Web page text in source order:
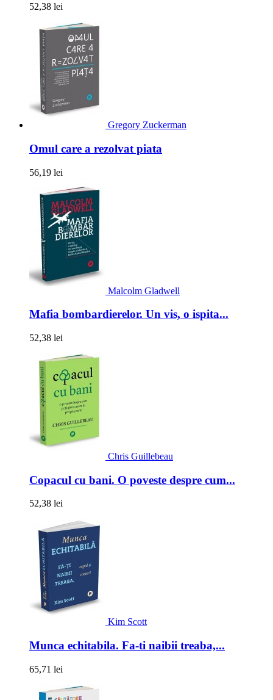
52,38 lei
Gregory Zuckerman
Omul care a rezolvat piata
56,19 lei
Malcolm Gladwell
Mafia bombardierelor. Un vis, o ispita...
52,38 lei
Chris Guillebeau
Copacul cu bani. O poveste despre cum...
52,38 lei
Kim Scott
Munca echitabila. Fa-ti naibii treaba,...
65,71 lei